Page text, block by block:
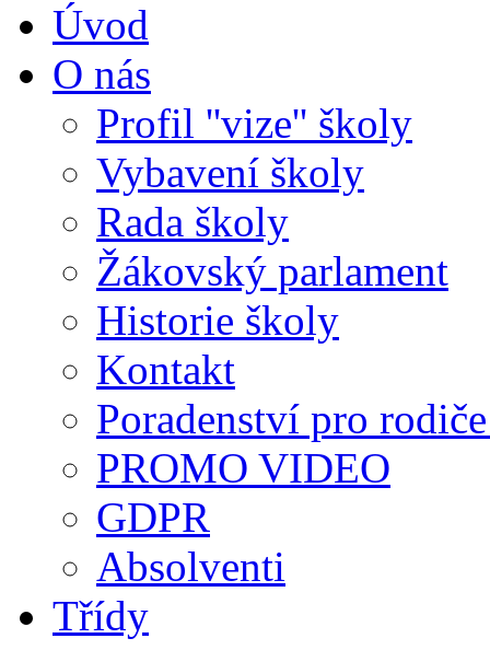
Úvod
O nás
Profil ''vize'' školy
Vybavení školy
Rada školy
Žákovský parlament
Historie školy
Kontakt
Poradenství pro
PROMO VIDEO
GDPR
Absolventi
Třídy